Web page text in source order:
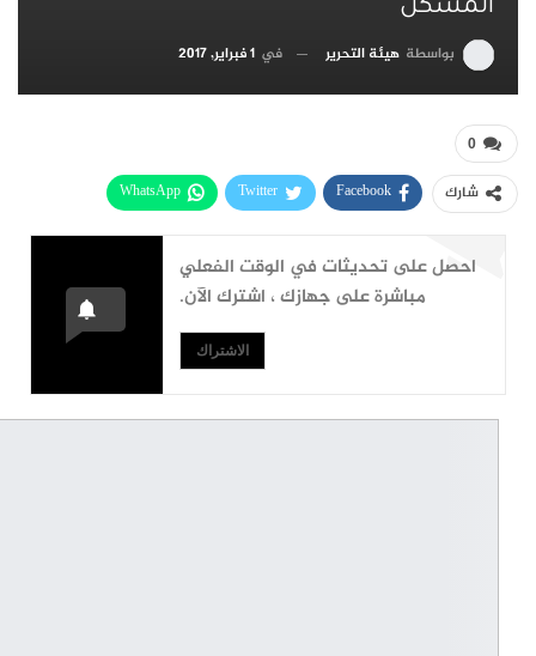
المشكل
بواسطة هيئة التحرير في 1 فبراير, 2017
0
شارك Facebook
Twitter
WhatsApp
Telegram
طباعة
احصل على تحديثات في الوقت الفعلي
مباشرة على جهازك ، اشترك الآن.
الاشتراك